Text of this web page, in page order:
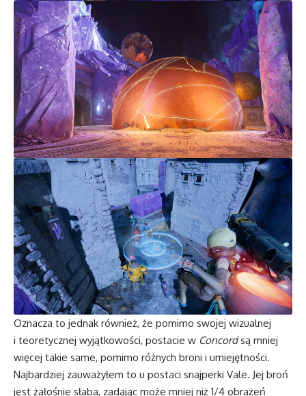
Oznacza to jednak również, że pomimo swojej wizualnej
i teoretycznej wyjątkowości, postacie w Concordsą mniej
więcej takie same, pomimo różnych broni i umiejętności.
Najbardziej zauważyłem to u postaci snajperki Vale. Jej broń
jest żałośnie słaba, zadając może mniej niż 1/4 obrażeń